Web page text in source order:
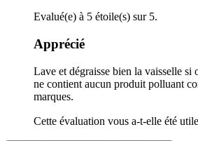
Evalué(e) à 5 étoile(s) sur 5.
Apprécié
Lave et dégraisse bien la vaisselle si
ne contient aucun produit polluant
marques.
Cette évaluation vous a-t-elle été